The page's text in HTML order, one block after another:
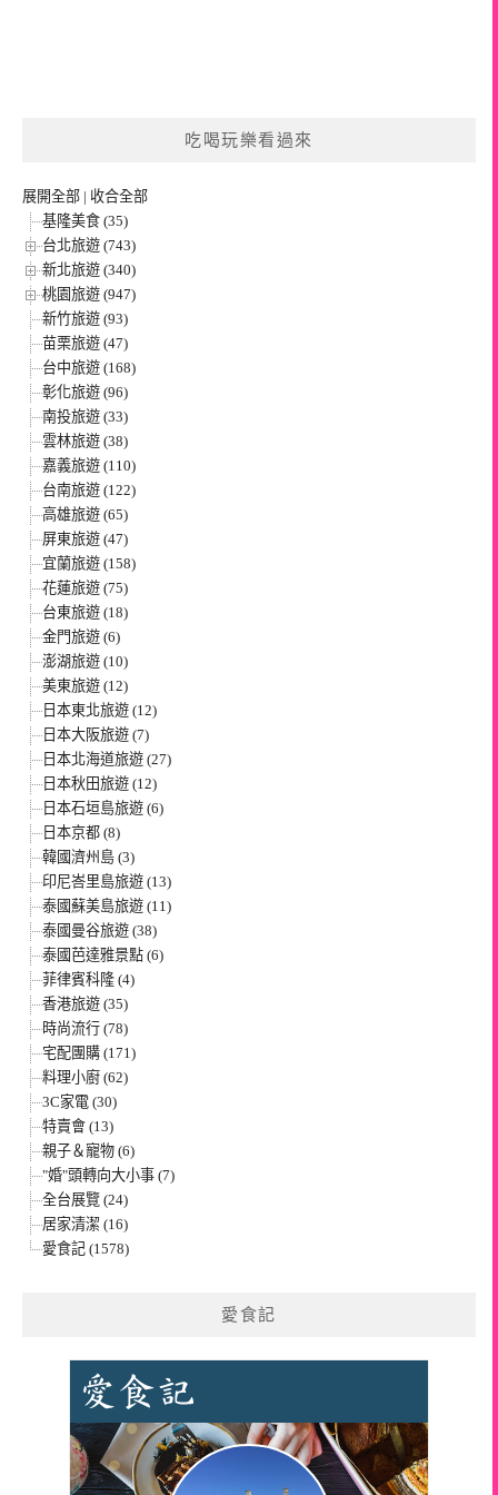
吃喝玩樂看過來
展開全部 | 收合全部
基隆美食 (35)
台北旅遊 (743)
新北旅遊 (340)
桃園旅遊 (947)
新竹旅遊 (93)
苗栗旅遊 (47)
台中旅遊 (168)
彰化旅遊 (96)
南投旅遊 (33)
雲林旅遊 (38)
嘉義旅遊 (110)
台南旅遊 (122)
高雄旅遊 (65)
屏東旅遊 (47)
宜蘭旅遊 (158)
花蓮旅遊 (75)
台東旅遊 (18)
金門旅遊 (6)
澎湖旅遊 (10)
美東旅遊 (12)
日本東北旅遊 (12)
日本大阪旅遊 (7)
日本北海道旅遊 (27)
日本秋田旅遊 (12)
日本石垣島旅遊 (6)
日本京都 (8)
韓國濟州島 (3)
印尼峇里島旅遊 (13)
泰國蘇美島旅遊 (11)
泰國曼谷旅遊 (38)
泰國芭達雅景點 (6)
菲律賓科隆 (4)
香港旅遊 (35)
時尚流行 (78)
宅配團購 (171)
料理小廚 (62)
3C家電 (30)
特賣會 (13)
親子＆寵物 (6)
"婚"頭轉向大小事 (7)
全台展覽 (24)
居家清潔 (16)
愛食記 (1578)
愛食記